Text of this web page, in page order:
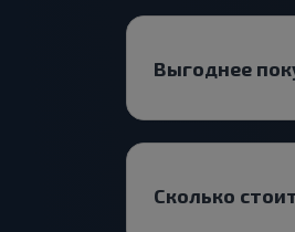
Выгоднее
Сколько